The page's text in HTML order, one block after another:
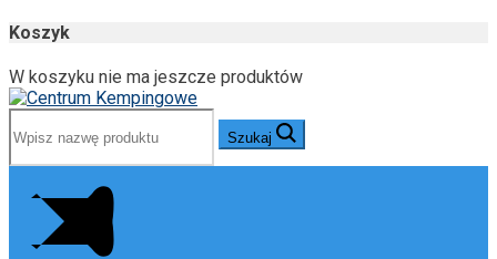
Koszyk
W koszyku nie ma jeszcze produktów
Szukaj